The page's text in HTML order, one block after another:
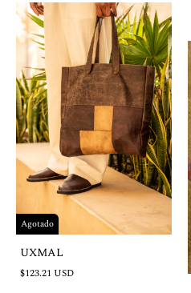
Agotado
UXMAL
$123.21 USD